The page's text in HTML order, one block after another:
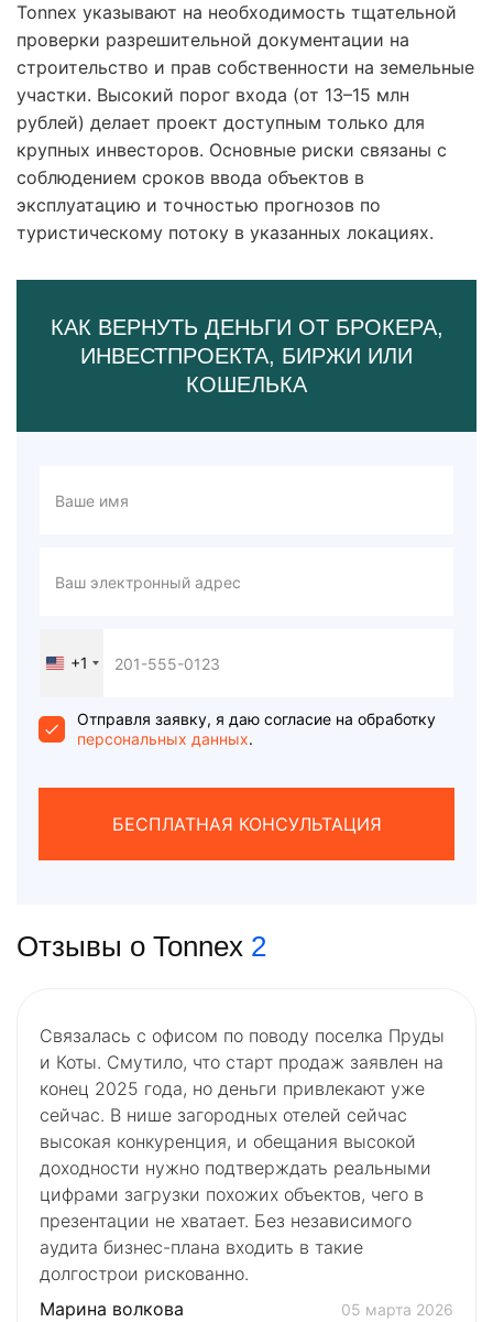
Tonnex указывают на необходимость тщательной
проверки разрешительной документации на
строительство и прав собственности на земельные
участки. Высокий порог входа (от 13–15 млн
рублей) делает проект доступным только для
крупных инвесторов. Основные риски связаны с
соблюдением сроков ввода объектов в
эксплуатацию и точностью прогнозов по
туристическому потоку в указанных локациях.
КАК ВЕРНУТЬ ДЕНЬГИ ОТ БРОКЕРА,
ИНВЕСТПРОЕКТА, БИРЖИ ИЛИ
КОШЕЛЬКА
United
+1
+1
Отправля заявку, я даю согласие на обработку
персональных данных.
БЕСПЛАТНАЯ КОНСУЛЬТАЦИЯ
Отзывы о Tonnex 2
Связалась с офисом по поводу поселка Пруды
и Коты. Смутило, что старт продаж заявлен на
конец 2025 года, но деньги привлекают уже
сейчас. В нише загородных отелей сейчас
высокая конкуренция, и обещания высокой
доходности нужно подтверждать реальными
цифрами загрузки похожих объектов, чего в
презентации не хватает. Без независимого
аудита бизнес-плана входить в такие
долгострои рискованно.
Марина волкова
05 марта 2026